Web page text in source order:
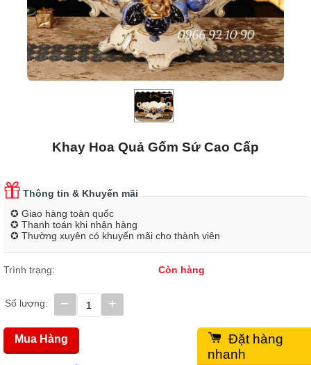
Khay Hoa Quả Gốm Sứ Cao Cấp
Thông tin & Khuyến mãi
✪ Giao hàng toàn quốc
✪ Thanh toán khi nhận hàng
✪ Thường xuyên có khuyến mãi cho thành viên
Trình trạng: Còn hàng
Số lượng: +
−
Mua Hàng
Đặt hàng
nhanh